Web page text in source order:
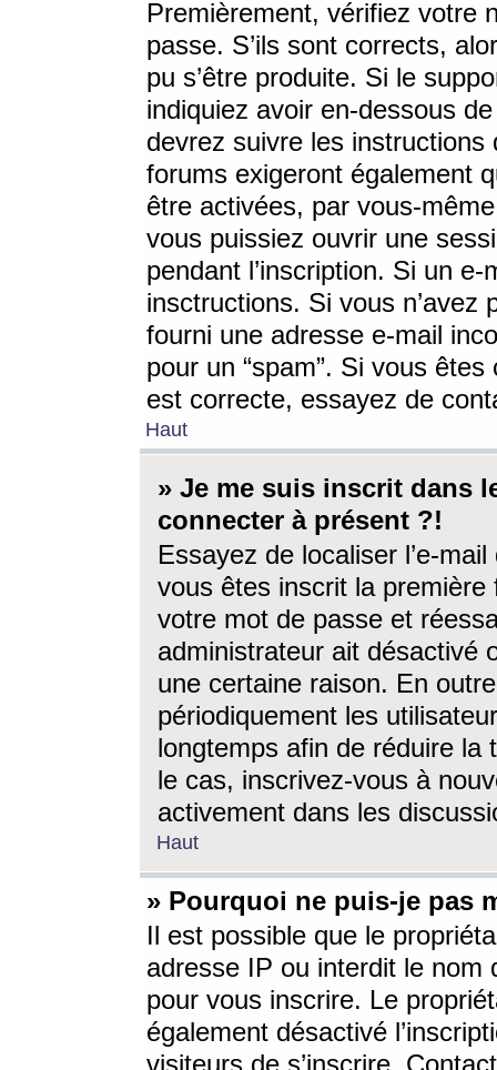
Premièrement, vérifiez votre
passe. S’ils sont corrects,
pu s’être produite. Si le
indiquiez avoir en-dessous
devrez suivre les
forums exigeront également
être activées, par vous-
vous puissiez ouvrir une
pendant l’inscription. Si un
insctructions. Si vous n’avez
fourni une adresse e-mail
pour un “spam”. Si vous
est correcte, essayez de
Haut
» Je me suis inscrit dans
connecter à présent ?!
Essayez de localiser l’e-
vous êtes inscrit la première
votre mot de passe et
administrateur ait désactivé
une certaine raison. En
périodiquement les
longtemps afin de réduire la
le cas, inscrivez-vous à
activement dans les
Haut
» Pourquoi ne puis-je pas
Il est possible que le
adresse IP ou interdit le nom
pour vous inscrire. Le
également désactivé